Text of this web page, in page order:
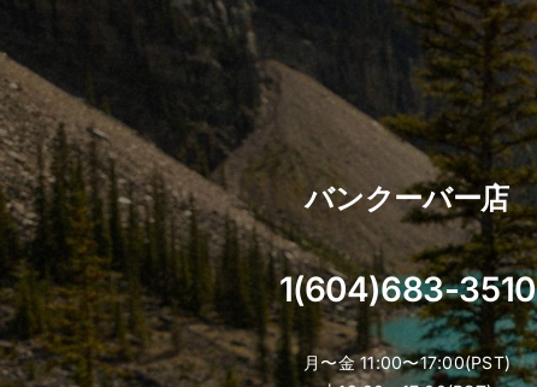
バンクーバー店
1(604)683-3510
月〜金 11:00〜17:00(PST)